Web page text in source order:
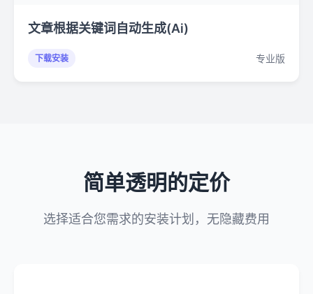
文章根据关键词自动生成(Ai)
下载安装 专业版
简单透明的定价
选择适合您需求的安装计划，无隐藏费用